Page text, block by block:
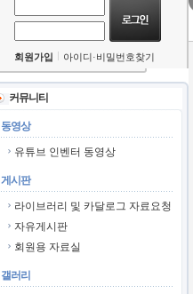
회원가입 아이디·비밀번호찾기
커뮤니티
동영상
유튜브 인벤터 동영상
게시판
라이브러리 및 카달로그 자료요청
자유게시판
회원용 자료실
갤러리